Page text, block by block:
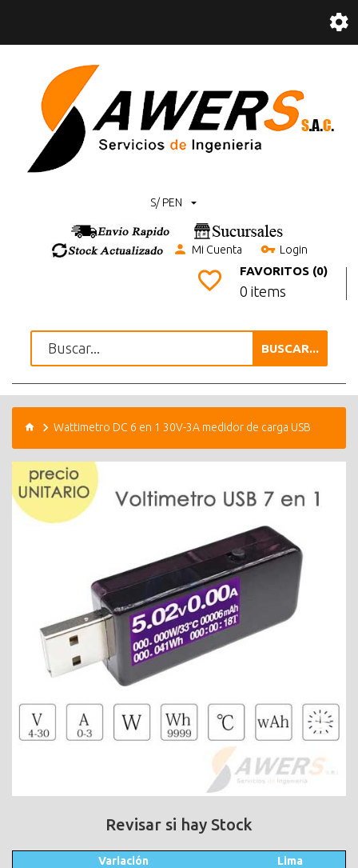
S/ PEN
Mi Cuenta Login
FAVORITOS (0)
0 items
BUSCAR...
Wattimetro DC 6 en 1 30V-3A medidor de carga USB
Revisar si hay Stock
Variación Lima